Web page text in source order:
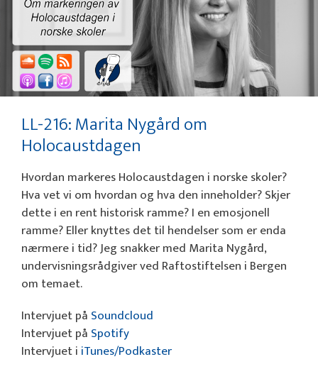
LL-216: Marita Nygård om
Holocaustdagen
Hvordan markeres Holocaustdagen i norske skoler?
Hva vet vi om hvordan og hva den inneholder? Skjer
dette i en rent historisk ramme? I en emosjonell
ramme? Eller knyttes det til hendelser som er enda
nærmere i tid? Jeg snakker med Marita Nygård,
undervisningsrådgiver ved Raftostiftelsen i Bergen
om temaet.
Intervjuet på Soundcloud
Intervjuet på Spotify
Intervjuet i iTunes/Podkaster